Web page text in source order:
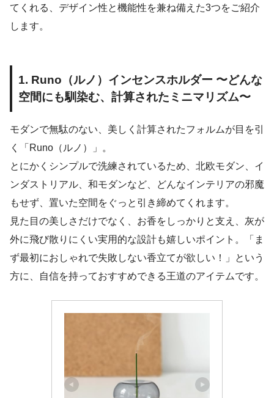
てくれる、デザイン性と機能性を兼ね備えた3つをご紹介
します。
1. Runo（ルノ）インセンスホルダー 〜どんな
空間にも馴染む、計算されたミニマリズム〜
モダンで無駄のない、美しく計算されたフォルムが目を引
く「Runo（ルノ）」。
とにかくシンプルで洗練されているため、北欧モダン、イ
ンダストリアル、和モダンなど、どんなインテリアの邪魔
もせず、置いた空間をぐっと引き締めてくれます。
見た目の美しさだけでなく、お香をしっかりと支え、灰が
外に飛び散りにくい実用的な設計も嬉しいポイント。「ま
ず最初におしゃれで失敗しない香立てが欲しい！」という
方に、自信を持っておすすめできる王道のアイテムです。